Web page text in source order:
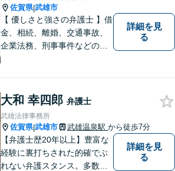
佐賀県|武雄市
【 優しさと強さの弁護士 】借
金、相続、離婚、交通事故、
企業法務、刑事事件などのご
なリーガルサービスを提供い
たします。
詳細を見
る
大和 幸四郎 弁護士
武雄法律事務所
佐賀県|武雄市 武雄温泉駅 から徒歩7分
【弁護士歴20年以上】豊富な
経験に裏打ちされた的確でぶ
れない弁護スタンス。多数の
詳細を見
る